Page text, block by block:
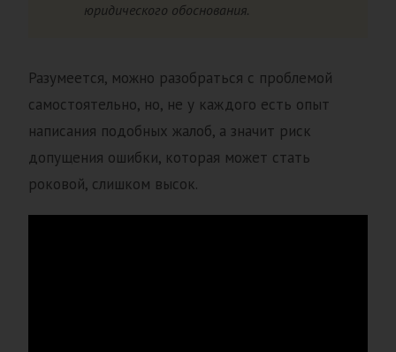
юридического обоснования.
Разумеется, можно разобраться с проблемой
самостоятельно, но, не у каждого есть опыт
написания подобных жалоб, а значит риск
допущения ошибки, которая может стать
роковой, слишком высок.